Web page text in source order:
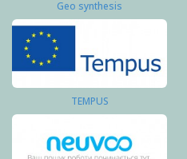
Geo synthesis
TEMPUS